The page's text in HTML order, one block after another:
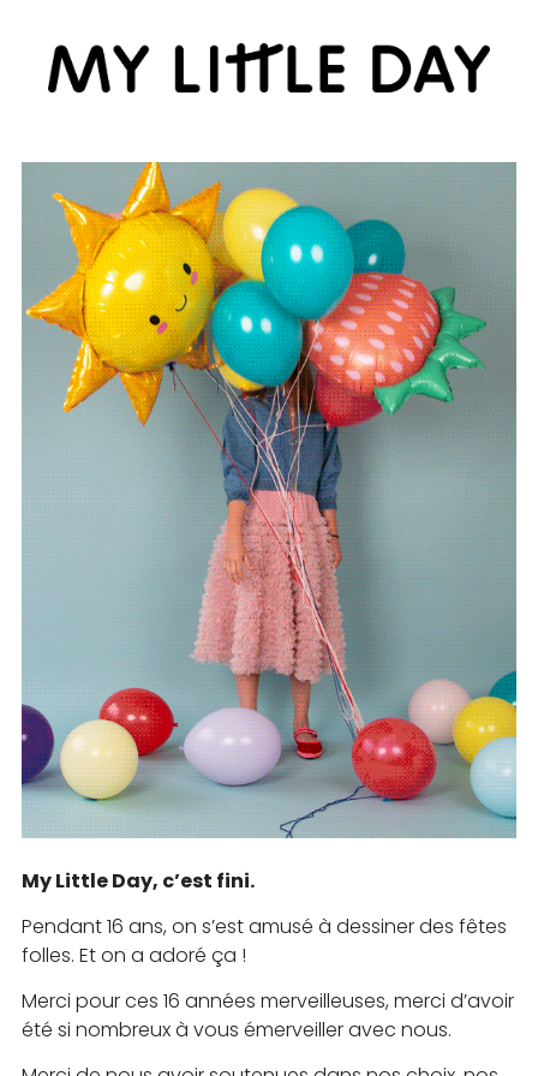
My Little Day, c’est fini.
Pendant 16 ans, on s’est amusé à dessiner des fêtes
folles. Et on a adoré ça !
Merci pour ces 16 années merveilleuses, merci d’avoir
été si nombreux à vous émerveiller avec nous.